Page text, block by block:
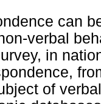
can
verbal
in
of